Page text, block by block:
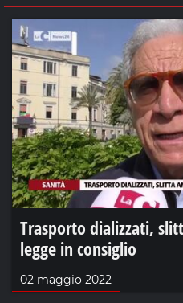
Trasporto dializzati,
legge in consiglio
02 maggio 2022